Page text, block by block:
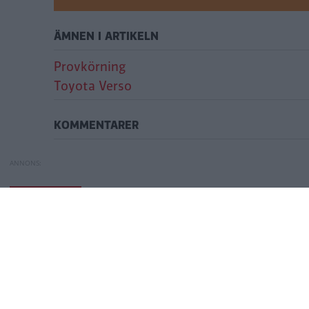
ÄMNEN I ARTIKELN
Provkörning
Toyota Verso
KOMMENTARER